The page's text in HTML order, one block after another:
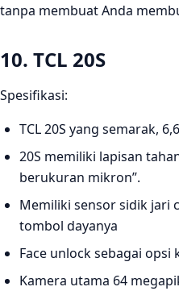
tanpa membuat Anda
10. TCL 20S
Spesifikasi:
TCL 20S yang semarak,
20S memiliki lapisan
berukuran mikron”.
Memiliki sensor sidik jari
tombol dayanya
Face unlock sebagai opsi
Kamera utama 64